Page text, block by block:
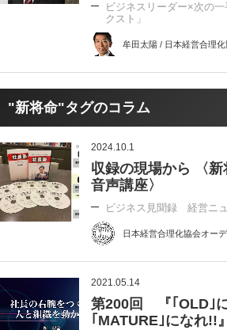
ビジネスリーダー×次の
クスト」
牟田太陽 / 日本経営合理
"新将命"タグのコラム
2024.10.1
収録の現場から 〈新
音声講座〉
ビジネス見聞録 経営ニ
日本経営合理化協会オー
2021.05.14
第200回 『｢OLD｣
｢MATURE｣になれ!!』